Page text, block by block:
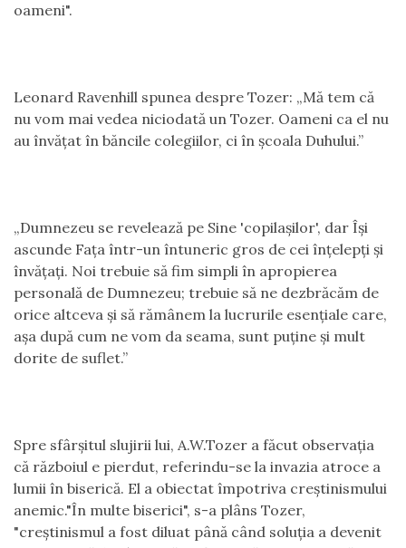
oameni".
Leonard Ravenhill spunea despre Tozer: „Mă tem că
nu vom mai vedea niciodată un Tozer. Oameni ca el nu
au învăţat în băncile colegiilor, ci în şcoala Duhului.”
„Dumnezeu se revelează pe Sine 'copilaşilor', dar Îşi
ascunde Faţa într-un întuneric gros de cei înţelepţi şi
învăţaţi. Noi trebuie să fim simpli în apropierea
personală de Dumnezeu; trebuie să ne dezbrăcăm de
orice altceva şi să rămânem la lucrurile esenţiale care,
aşa după cum ne vom da seama, sunt puţine şi mult
dorite de suflet.”
Spre sfârşitul slujirii lui, A.W.Tozer a făcut observaţia
că războiul e pierdut, referindu-se la invazia atroce a
lumii în biserică. El a obiectat împotriva creştinismului
anemic."În multe biserici", s-a plâns Tozer,
"creştinismul a fost diluat până când soluţia a devenit